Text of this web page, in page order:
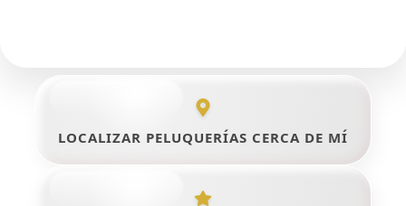
LOCALIZAR PELUQUERÍAS CERCA DE MÍ